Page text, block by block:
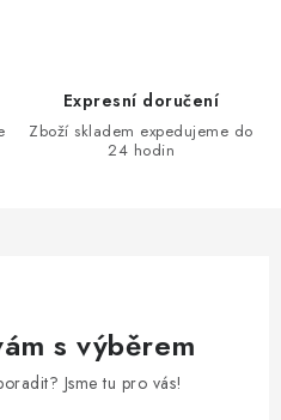
Expresní doručení
Zboží skladem expedujeme do
24 hodin
s výběrem
Jsme tu pro vás!